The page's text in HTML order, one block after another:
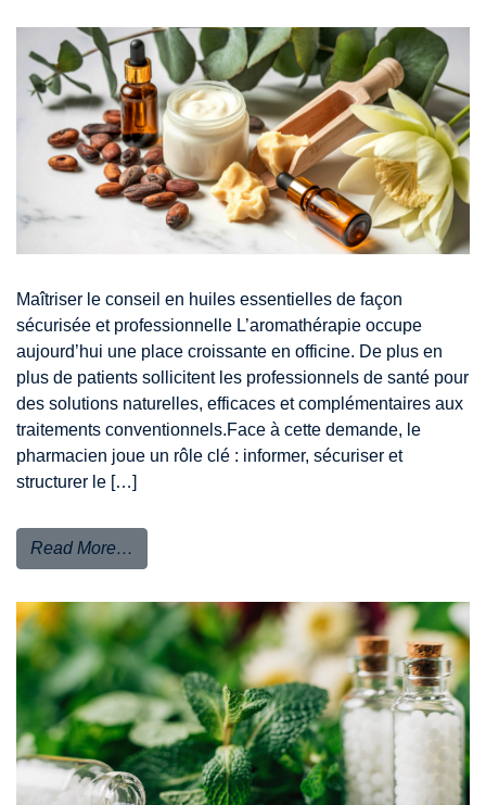
Maîtriser le conseil en huiles essentielles de façon
sécurisée et professionnelle L’aromathérapie occupe
aujourd’hui une place croissante en officine. De plus en
plus de patients sollicitent les professionnels de santé pour
des solutions naturelles, efficaces et complémentaires aux
traitements conventionnels.Face à cette demande, le
pharmacien joue un rôle clé : informer, sécuriser et
structurer le […]
Read More…